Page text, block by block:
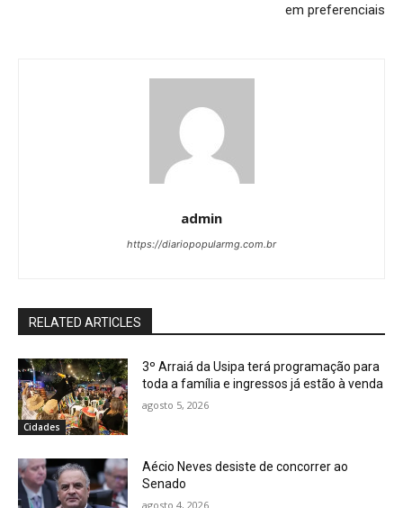
em preferenciais
admin
https://diariopopularmg.com.br
RELATED ARTICLES
Cidades
3º Arraiá da Usipa terá programação para
toda a família e ingressos já estão à venda
agosto 5, 2026
Aécio Neves desiste de concorrer ao
Senado
agosto 4, 2026